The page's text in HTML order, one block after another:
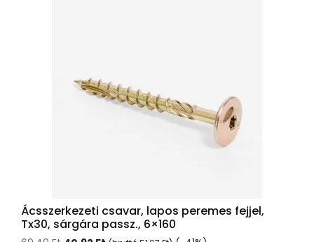
Ácsszerkezeti csavar, lapos peremes fejjel,
Tx30, sárgára passz., 6×160